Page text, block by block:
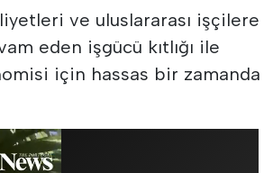
ve uluslararası işçilere
eden işgücü kıtlığı ile
için hassas bir zamanda